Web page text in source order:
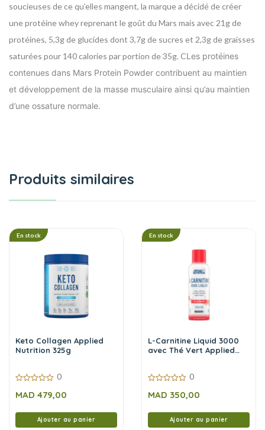
soucieuses de ce qu’elles mangent, la marque a décidé de créer
une protéine whey reprenant le goût du Mars mais avec 21g de
protéines, 5,3g de glucides dont 3,7g de sucres et 2,3g de graisses
saturées pour 140 calories par portion de 35g. CLes protéines
contenues dans Mars Protein Powder contribuent au maintien
et développement de la masse musculaire ainsi qu’au maintien
d’une ossature normale.
Produits similaires
En stock
Keto Collagen Applied
Nutrition 325g
sur
0
MAD 479,00
Ajouter au panier
En stock
L-Carnitine Liquid 3000
avec Thé Vert Applied
sur
0
MAD 350,00
Ajouter au panier